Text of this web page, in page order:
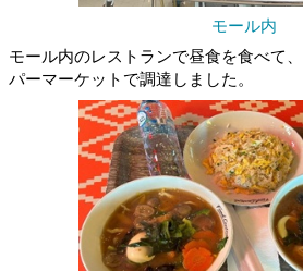
モール内
モール内のレストランで昼食を食べて
パーマーケットで調達しました。